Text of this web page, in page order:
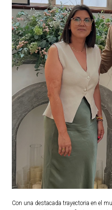
Transportes
Empleo y Seguridad Social
Seguridad
Servicios Comarcales
Servicios Provinciales
TURISMO
Historia
Fiestas
Gastronomía
Dónde dormir
Dónde comer
Artesanía
Con una destacada trayectoria en el